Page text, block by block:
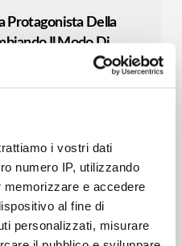
i vostri dati
numero IP, utilizzando
e accedere
al fine di
personalizzati, misurare
Protagonista Della
Il Modo Di
vita di ogni
più crescere:
Un Nuovo Tappeto?